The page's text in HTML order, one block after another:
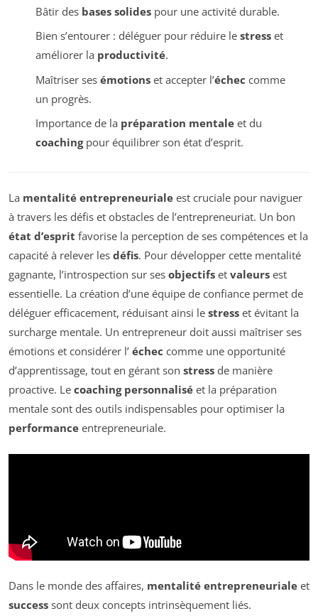
Bâtir des bases solidespour une activité durable.
Bien s’entourer : déléguer pour réduire le stresset
améliorer la productivité.
Maîtriser ses émotionset accepter l’échec comme
un progrès.
Importance de la préparation mentaleet du
coachingpour équilibrer son état d’esprit.
La mentalité entrepreneuriale est cruciale pour naviguer
à travers les défis et obstacles de l’entrepreneuriat. Un bon
état d’esprit favorise la perception de ses compétences et la
capacité à relever les défis. Pour développer cette mentalité
gagnante, l’introspection sur ses objectifs et valeurs est
essentielle. La création d’une équipe de confiance permet de
déléguer efficacement, réduisant ainsi le stress et évitant la
surcharge mentale. Un entrepreneur doit aussi maîtriser ses
émotions et considérer l’ échec comme une opportunité
d’apprentissage, tout en gérant son stress de manière
proactive. Le coaching personnalisé et la préparation
mentale sont des outils indispensables pour optimiser la
performance entrepreneuriale.
Dans le monde des affaires, mentalité entrepreneuriale et
success sont deux concepts intrinsèquement liés.